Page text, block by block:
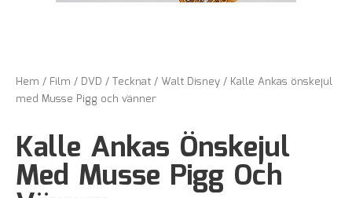
Hem / Film / DVD /Tecknat/Walt Disney/ Kalle Ankas önskejul
med Musse Pigg och vänner
Kalle Ankas Önskejul
Med Musse Pigg Och